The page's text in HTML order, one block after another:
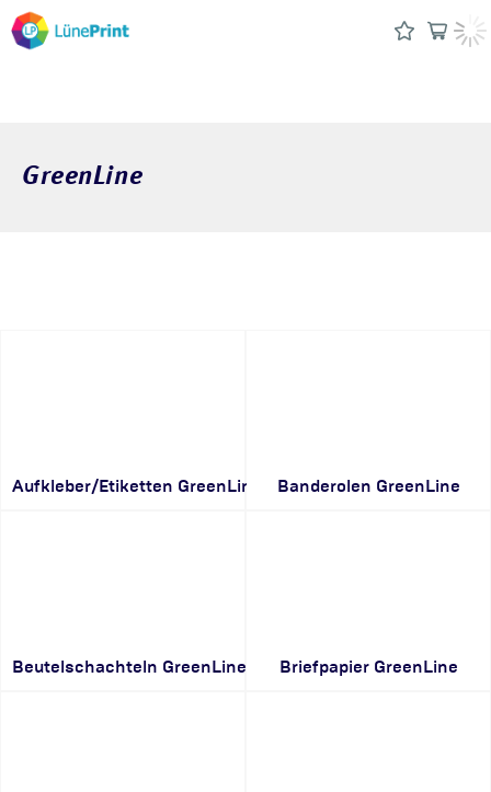
GreenLine
Aufkleber/Etiketten GreenLine Banderolen GreenLine
Beutelschachteln GreenLine Briefpapier GreenLine